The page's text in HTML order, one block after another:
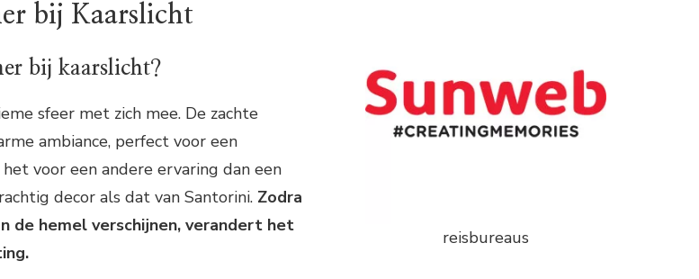
bij Kaarslicht
bij kaarslicht?
sfeer met zich mee. De zachte
ambiance, perfect voor een
voor een andere ervaring dan een
decor als dat van Santorini. Zodra
de hemel verschijnen, verandert het
reisbureaus